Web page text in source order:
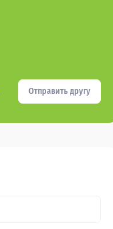
Отправить другу